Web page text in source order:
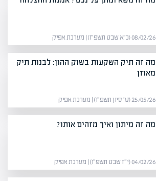
08/02/26 (כ״א שבט תשפ״ו) | מערכת אפיק
מה זה תיק השקעות בשוק ההון: לבנות תיק
מאוזן
25/05/26 (ט׳ סיון תשפ״ו) | מערכת אפיק
מה זה מיתון ואיך מזהים אותו?
04/02/26 (י״ז שבט תשפ״ו) | מערכת אפיק